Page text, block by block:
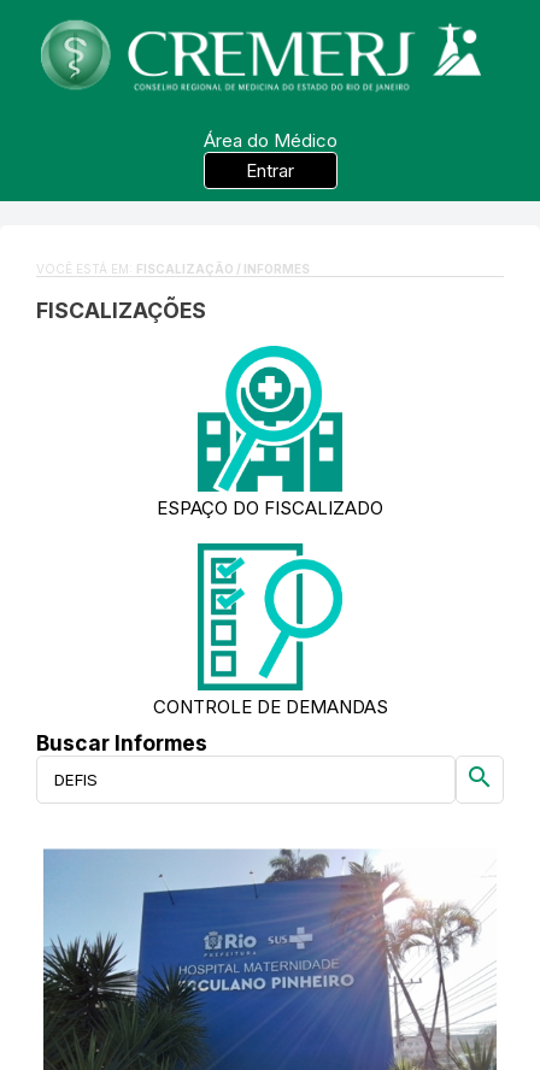
Área do Médico
Entrar
VOCÊ ESTÁ EM: FISCALIZAÇÃO / INFORMES
FISCALIZAÇÕES
ESPAÇO DO FISCALIZADO
CONTROLE DE DEMANDAS
Buscar Informes
search